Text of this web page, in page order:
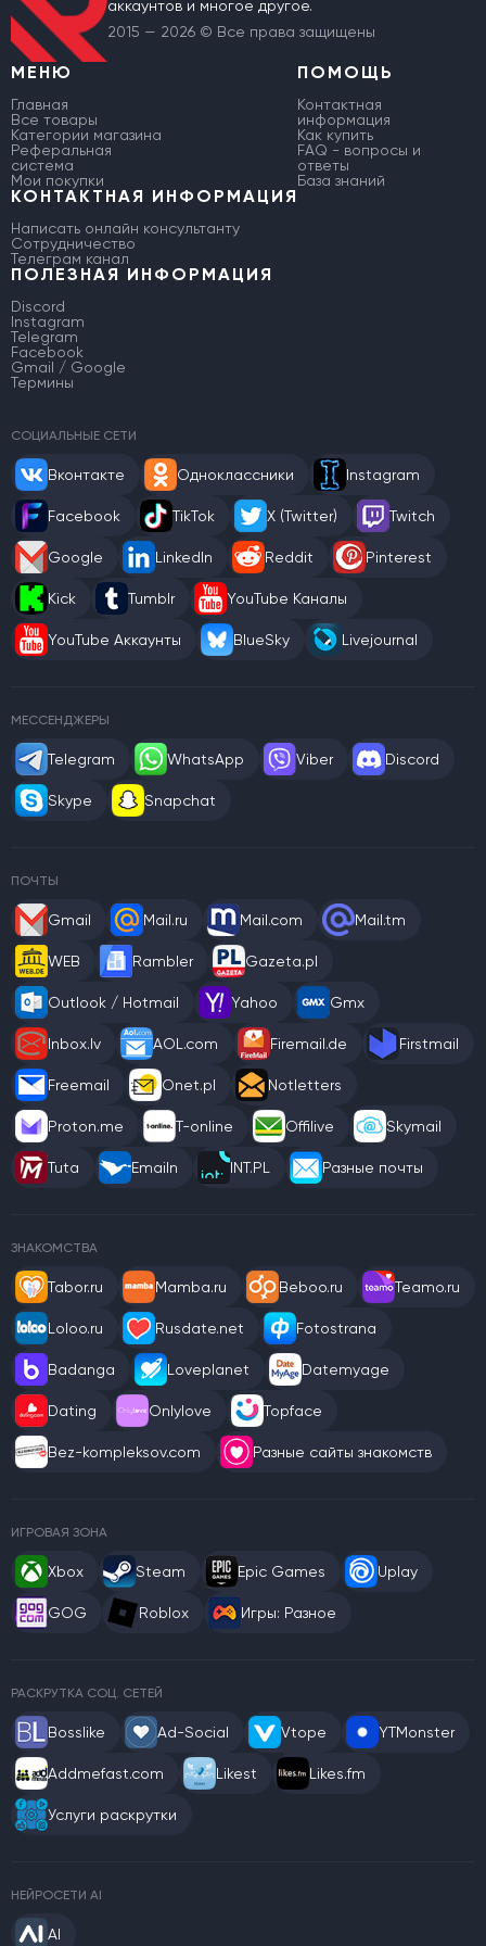
аккаунтов и многое другое.
2015 — 2026 © Все права защищены
МЕНЮ
Главная
Все товары
Категории магазина
Реферальная
система
Мои покупки
ПОМОЩЬ
Контактная
информация
Как купить
FAQ - вопросы и
ответы
База знаний
КОНТАКТНАЯ ИНФОРМАЦИЯ
Написать онлайн консультанту
Сотрудничество
Телеграм канал
ПОЛЕЗНАЯ ИНФОРМАЦИЯ
Discord
Instagram
Telegram
Facebook
Gmail / Google
Термины
СОЦИАЛЬНЫЕ СЕТИ
Вконтакте Одноклассники Instagram
Facebook TikTok X (Twitter) Twitch
Google LinkedIn Reddit Pinterest
Kick Tumblr YouTube Каналы
YouTube Аккаунты BlueSky Livejournal
МЕССЕНДЖЕРЫ
Telegram WhatsApp Viber Discord
Skype Snapchat
ПОЧТЫ
Gmail Mail.ru Mail.com Mail.tm
WEB Rambler Gazeta.pl
Outlook / Hotmail Yahoo Gmx
Inbox.lv AOL.com Firemail.de Firstmail
Freemail Onet.pl Notletters
Proton.me T-online Offilive Skymail
Tuta Emailn INT.PL Разные почты
ЗНАКОМСТВА
Tabor.ru Mamba.ru Beboo.ru Teamo.ru
Loloo.ru Rusdate.net Fotostrana
Badanga Loveplanet Datemyage
Dating Onlylove Topface
Bez-kompleksov.com Разные сайты знакомств
ИГРОВАЯ ЗОНА
Xbox Steam Epic Games Uplay
GOG Roblox Игры: Разное
РАСКРУТКА СОЦ. СЕТЕЙ
Bosslike Ad-Social Vtope YTMonster
Addmefast.com Likest Likes.fm
Услуги раскрутки
НЕЙРОСЕТИ AI
AI